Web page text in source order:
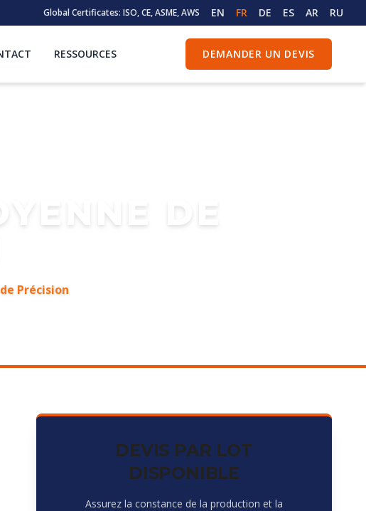
Global Certificates: ISO, CE, ASME, AWS EN FR DE ES AR RU
RESSOURCES DEMANDER UN DEVIS
DE
Précision
DEVIS PAR LOT
DISPONIBLE
Assurez la constance de la production et la